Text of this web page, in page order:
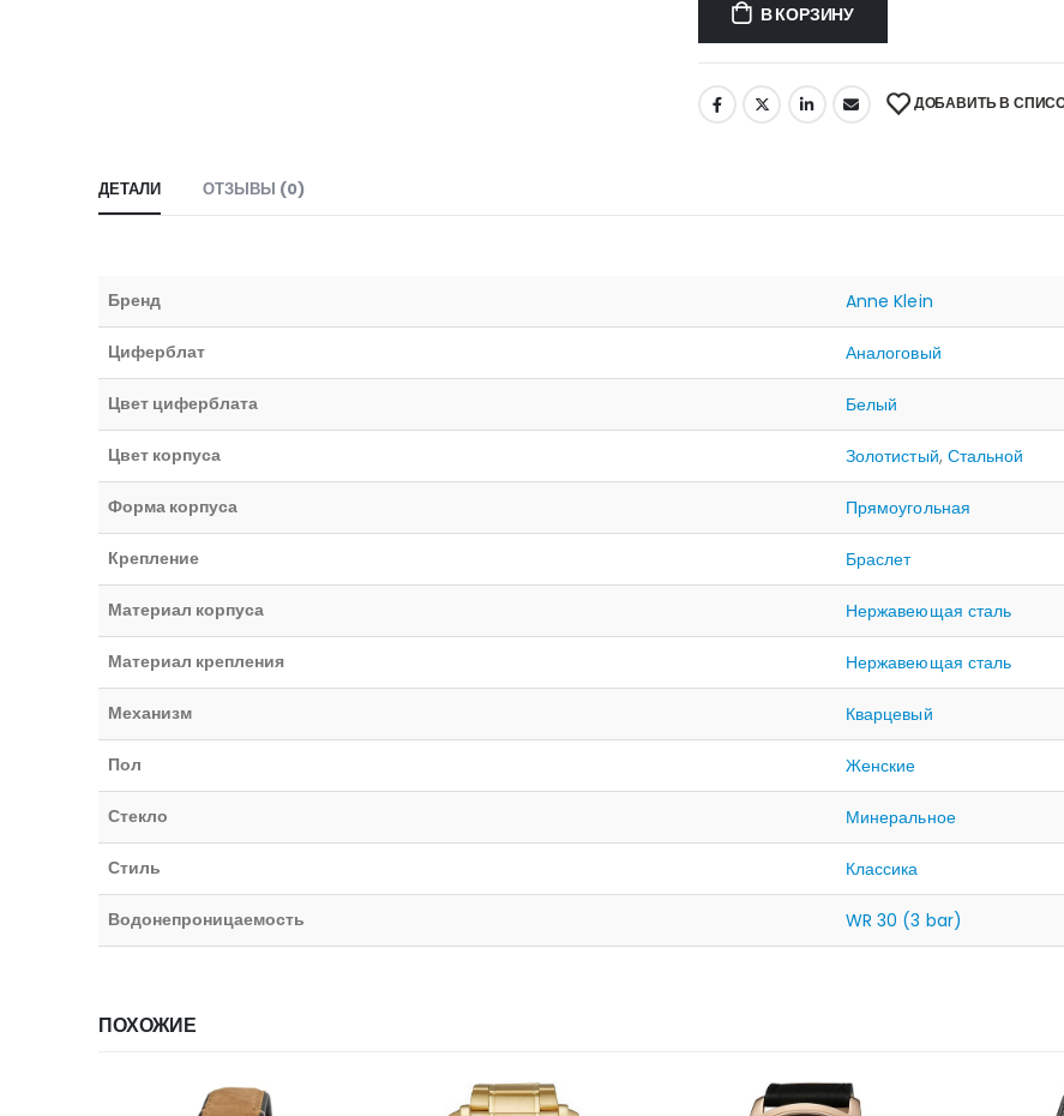
В КОРЗИНУ
ДОБАВИТЬ В
ДЕТАЛИ ОТЗЫВЫ (0)
Бренд Anne Klein
Циферблат Аналоговый
Цвет циферблата Белый
Цвет корпуса Золотистый, Стальной
Форма корпуса Прямоугольная
Крепление Браслет
Материал корпуса Нержавеющая сталь
Материал крепления Нержавеющая сталь
Механизм Кварцевый
Пол Женские
Стекло Минеральное
Стиль Классика
Водонепроницаемость WR 30 (3 bar)
ПОХОЖИЕ